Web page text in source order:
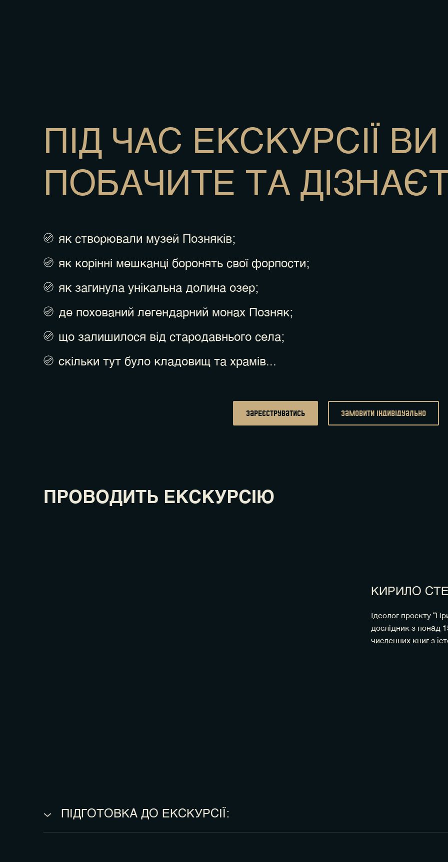
ПІД ЧАС ЕКСКУРСІЇ ВИ
ПОБАЧИТЕ ТА
як створювали музей Позняків;
як корінні мешканці боронять свої форпости;
як загинула унікальна долина озер;
де похований легендарний монах Позняк;
що залишилося від стародавнього села;
cкільки тут було кладовищ та храмів...
Зареєструватись замовити індивідуально
ПРОВОДИТЬ ЕКСКУРСІЮ
КИРИЛО
Ідеолог проєкту
дослідник з понад
численних книг з
ПІДГОТОВКА ДО ЕКСКУРСІЇ: